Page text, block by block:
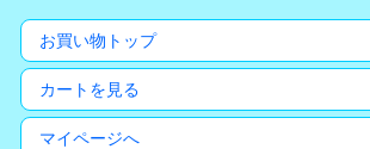
お買い物トップ
カートを見る
マイページへ